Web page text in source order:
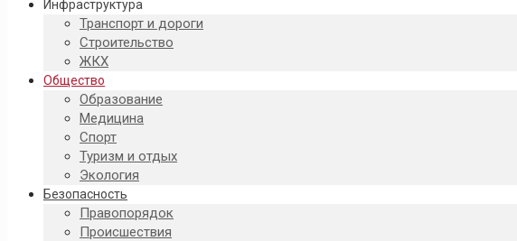
Инфраструктура
Транспорт и дороги
Строительство
ЖКХ
Общество
Образование
Медицина
Спорт
Туризм и отдых
Экология
Безопасность
Правопорядок
Происшествия